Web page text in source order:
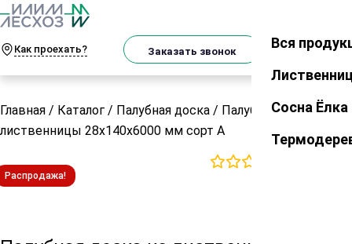
Как проехать? Заказать звонок Закрыть
Вся
Сосна Ёлка
Главная / Каталог / Палубная доска / Палубная доска из
лиственницы 28х140х6000 мм сорт А
Распродажа!